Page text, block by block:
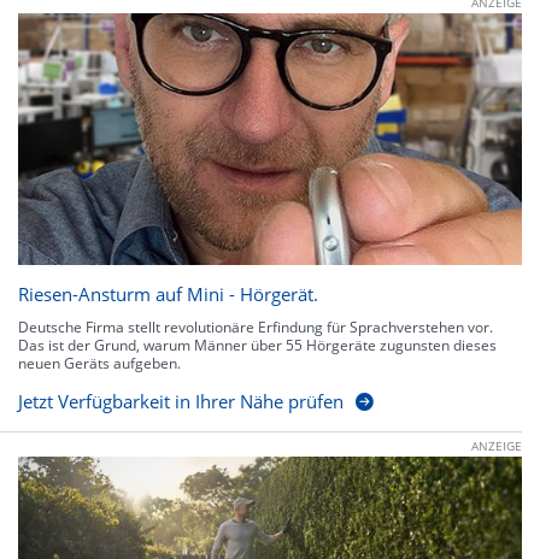
Riesen-Ansturm auf Mini - Hörgerät.
Deutsche Firma stellt revolutionäre Erfindung für Sprachverstehen vor.
Das ist der Grund, warum Männer über 55 Hörgeräte zugunsten dieses
neuen Geräts aufgeben.
Jetzt Verfügbarkeit in Ihrer Nähe prüfen
ANZEIGE